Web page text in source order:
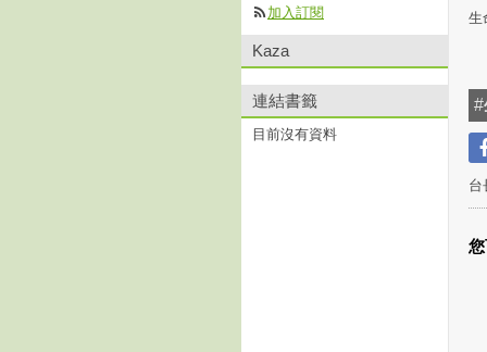
生
#
台
加入訂閱
Kaza
連結書籤
目前沒有資料